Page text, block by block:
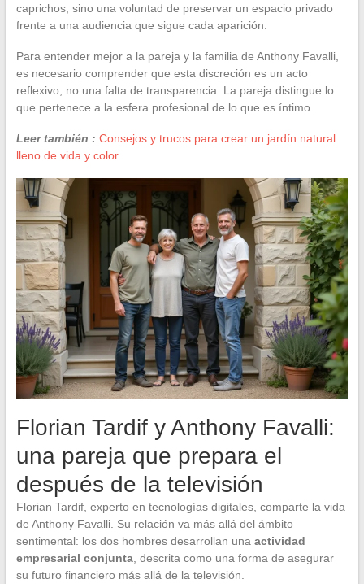
caprichos, sino una voluntad de preservar un espacio privado
frente a una audiencia que sigue cada aparición.
Para entender mejor a la pareja y la familia de Anthony Favalli,
es necesario comprender que esta discreción es un acto
reflexivo, no una falta de transparencia. La pareja distingue lo
que pertenece a la esfera profesional de lo que es íntimo.
Leer también : Consejos y trucos para crear un jardín natural
lleno de vida y color
Florian Tardif y Anthony Favalli:
una pareja que prepara el
después de la televisión
Florian Tardif, experto en tecnologías digitales, comparte la vida
de Anthony Favalli. Su relación va más allá del ámbito
sentimental: los dos hombres desarrollan una actividad
empresarial conjunta, descrita como una forma de asegurar
su futuro financiero más allá de la televisión.